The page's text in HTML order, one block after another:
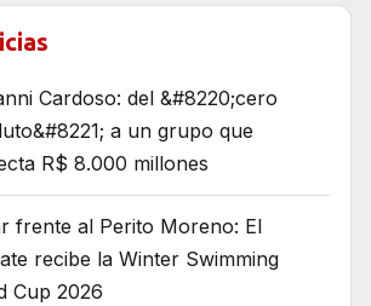
Cardoso: del &#8220;cero
a un grupo que
R$ 8.000 millones
frente al Perito Moreno: El
recibe la Winter Swimming
Cup 2026